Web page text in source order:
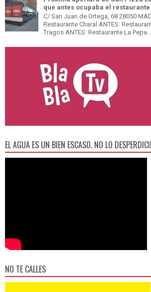
que antes ocupaba el
C/ San Juan de Ortega, 68 28050
Restaurante Charal ANTES:
Tragos ANTES: Restaurante La Pepa
EL AGUA ES UN BIEN ESCASO. NO LO
NO TE CALLES